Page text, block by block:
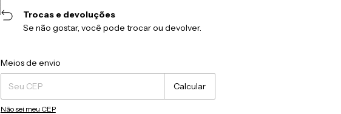
Trocas e devoluções
Se não gostar, você pode trocar ou devolver.
Entregas para o CEP:
Meios de envio
Calcular
Não sei meu CEP